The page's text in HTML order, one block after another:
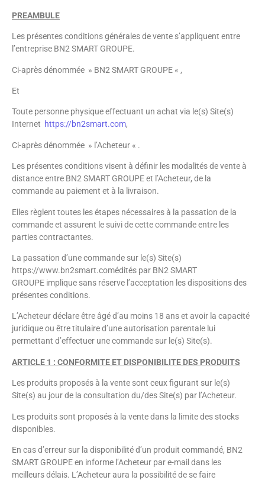
PREAMBULE
Les présentes conditions générales de vente s’appliquent entre
l’entreprise BN2 SMART GROUPE.
Ci-après dénommée » BN2 SMART GROUPE « ,
Et
Toute personne physique effectuant un achat via le(s) Site(s)
Internet https://bn2smart.com,
Ci-après dénommée » l’Acheteur « .
Les présentes conditions visent à définir les modalités de vente à
distance entre BN2 SMART GROUPE et l’Acheteur, de la
commande au paiement et à la livraison.
Elles règlent toutes les étapes nécessaires à la passation de la
commande et assurent le suivi de cette commande entre les
parties contractantes.
La passation d’une commande sur le(s) Site(s)
https://www.bn2smart.comédités par BN2 SMART
GROUPE implique sans réserve l’acceptation les dispositions des
présentes conditions.
L’Acheteur déclare être âgé d’au moins 18 ans et avoir la capacité
juridique ou être titulaire d’une autorisation parentale lui
permettant d’effectuer une commande sur le(s) Site(s).
ARTICLE 1 : CONFORMITE ET DISPONIBILITE DES PRODUITS
Les produits proposés à la vente sont ceux figurant sur le(s)
Site(s) au jour de la consultation du/des Site(s) par l’Acheteur.
Les produits sont proposés à la vente dans la limite des stocks
disponibles.
En cas d’erreur sur la disponibilité d’un produit commandé, BN2
SMART GROUPE en informe l’Acheteur par e-mail dans les
meilleurs délais. L’Acheteur aura la possibilité de se faire